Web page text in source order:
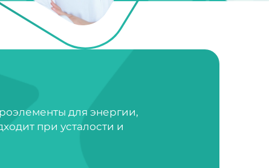
для энергии,
при усталости и